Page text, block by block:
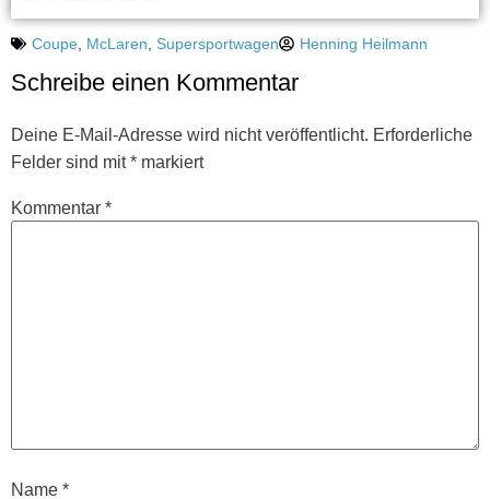
Coupe McLaren Supersportwagen Henning Heilmann
Schreibe einen Kommentar
Deine E-Mail-Adresse wird nicht veröffentlicht. Erforderliche
Felder sind mit* markiert
Kommentar *
Name *